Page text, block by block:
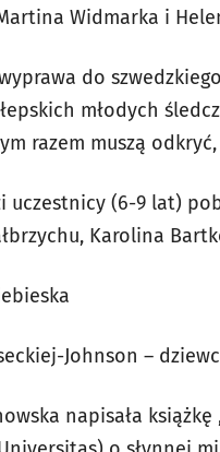
Widmarka i
do
młodych
razem muszą
uczestnicy (6-9 lat)
Karolina
Johnson –
napisała